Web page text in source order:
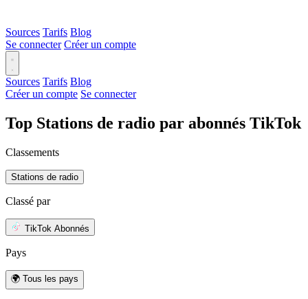
Sources Tarifs Blog
Se connecter Créer un compte
Sources Tarifs Blog
Créer un compte Se connecter
Top Stations de radio par abonnés TikTok
Classements
Stations de radio
Classé par
TikTok Abonnés
Pays
🌍 Tous les pays